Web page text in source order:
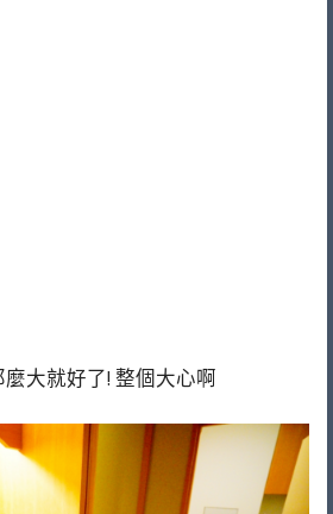
大就好了! 整個大心啊